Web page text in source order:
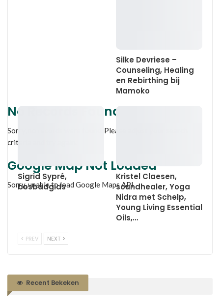
No Records Found
Sorry, no records were found. Please adjust your search
criteria and try again.
Google Map Not Loaded
Sorry, unable to load Google Maps API.
Silke Devriese –
Counseling, Healing
en Rebirthing bij
Mamoko
Sigrid Sypré,
bosbadgids
Kristel Claesen,
soundhealer, Yoga
Nidra met Schelp,
Young Living Essential
Oils,…
PREV NEXT
Recent Bekeken